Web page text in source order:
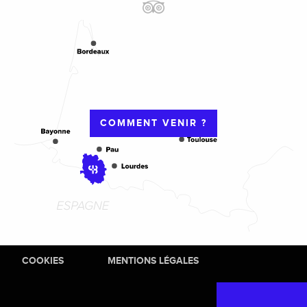
COMMENT VENIR ?
COOKIES MENTIONS LÉGALES